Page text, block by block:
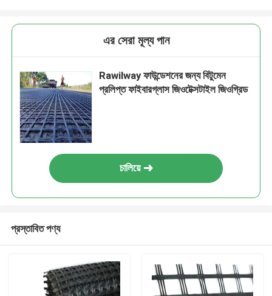
এর সেরা মূল্য পান
Rawilway ফাউন্ডেশনের জন্য বিটুমেন
প্রলিপ্ত ফাইবারগ্লাস জিওটেক্সটাইল জিওগ্রিড
চালিয়ে
প্রস্তাবিত পণ্য